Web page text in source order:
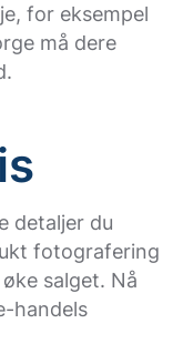
for eksempel
må dere
detaljer du
fotografering
salget. Nå
handels